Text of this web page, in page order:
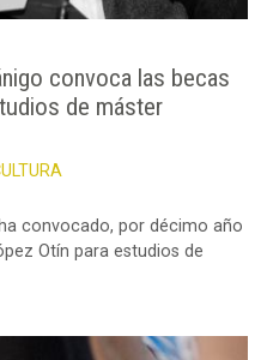
convoca las becas
de máster
convocado, por décimo año
Otín para estudios de